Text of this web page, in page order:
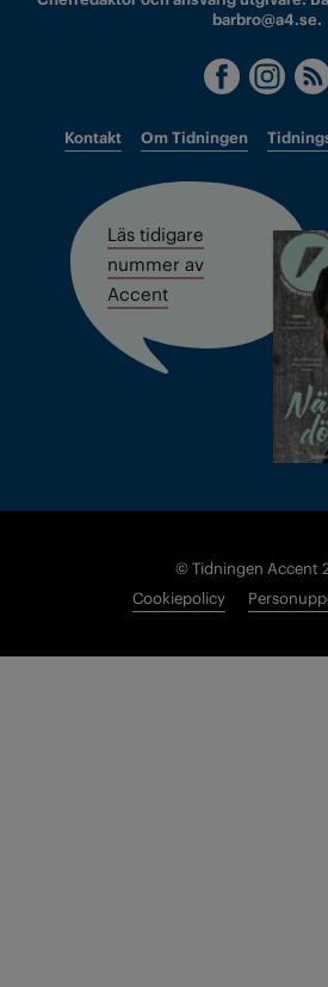
barbro@a4.se.
Kontakt Om Tidningen
Läs tidigare
nummer av
Accent
© Tidningen Accent
Cookiepolicy